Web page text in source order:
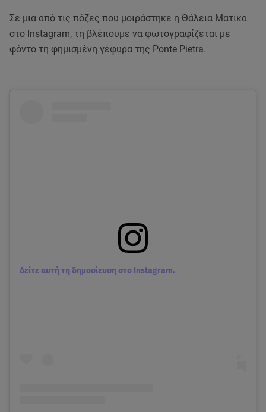
Σε μια από τις πόζες που μοιράστηκε η Θάλεια Ματίκα
στο Instagram, τη βλέπουμε να φωτογραφίζεται με
φόντο τη φημισμένη γέφυρα της Ponte Pietra.
Δείτε αυτή τη δημοσίευση στο Instagram.